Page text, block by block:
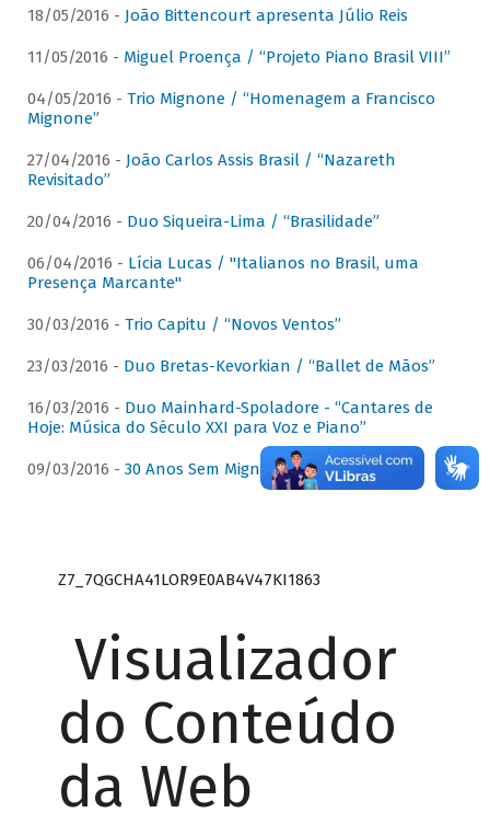
18/05/2016 - João Bittencourt apresenta Júlio Reis
11/05/2016 - Miguel Proença / “Projeto Piano Brasil VIII”
04/05/2016 - Trio Mignone / “Homenagem a Francisco
Mignone”
27/04/2016 - João Carlos Assis Brasil / “Nazareth
Revisitado”
20/04/2016 - Duo Siqueira-Lima / “Brasilidade”
06/04/2016 - Lícia Lucas / "Italianos no Brasil, uma
Presença Marcante"
30/03/2016 - Trio Capitu / “Novos Ventos”
23/03/2016 - Duo Bretas-Kevorkian / “Ballet de Mãos”
16/03/2016 - Duo Mainhard-Spoladore - “Cantares de
Hoje: Música do Século XXI para Voz e Piano”
09/03/2016 - 30 Anos Sem Mignone
Z7_7QGCHA41LOR9E0AB4V47KI1863
Visualizador
do Conteúdo
da Web